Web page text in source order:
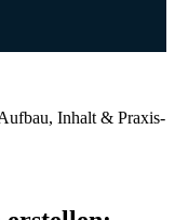
Inhalt & Praxis-